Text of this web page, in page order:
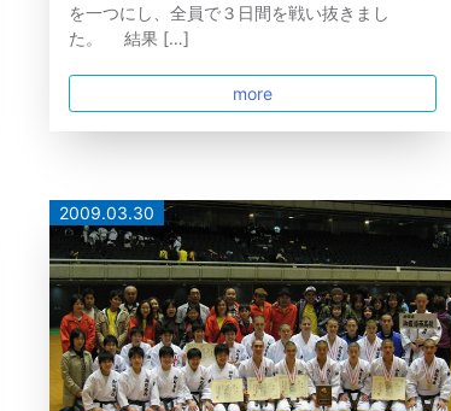
を一つにし、全員で３日間を戦い抜きまし
た。 結果 […]
more
2009.03.30